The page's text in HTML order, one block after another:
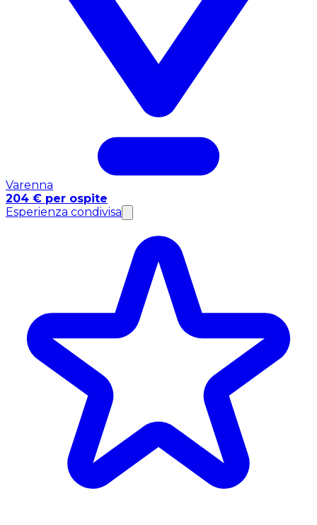
Varenna
204 € per ospite
Esperienza condivisa